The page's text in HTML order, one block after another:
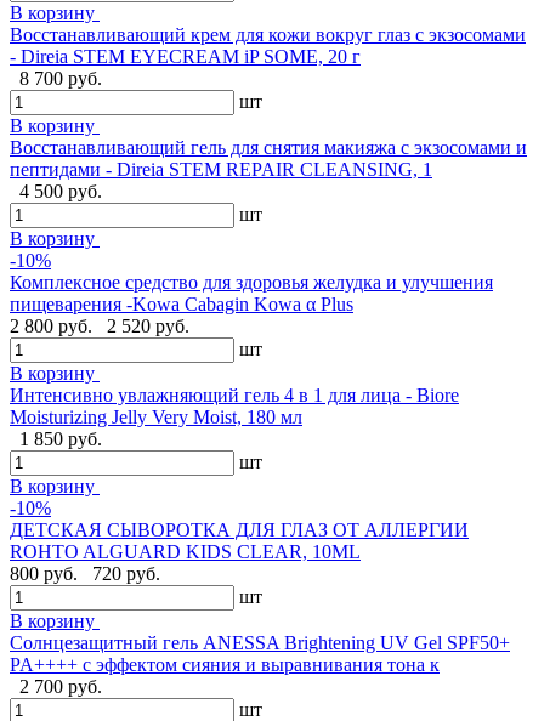
В корзину
Восстанавливающий крем для кожи вокруг глаз с экзосомами
- Direia STEM EYECREAM iP SOME, 20 г
8 700 руб.
шт
В корзину
Восстанавливающий гель для снятия макияжа с экзосомами и
пептидами - Direia STEM REPAIR CLEANSING, 1
4 500 руб.
шт
В корзину
-10%
Комплексное средство для здоровья желудка и улучшения
пищеварения -Kowa Cabagin Kowa α Plus
2 800 руб.
2 520 руб.
шт
В корзину
Интенсивно увлажняющий гель 4 в 1 для лица - Biore
Moisturizing Jelly Very Moist, 180 мл
1 850 руб.
шт
В корзину
-10%
ДЕТСКАЯ СЫВОРОТКА ДЛЯ ГЛАЗ ОТ АЛЛЕРГИИ
ROHTO ALGUARD KIDS CLEAR, 10ML
800 руб.
720 руб.
шт
В корзину
Солнцезащитный гель ANESSA Brightening UV Gel SPF50+
PA++++ с эффектом сияния и выравнивания тона к
2 700 руб.
шт